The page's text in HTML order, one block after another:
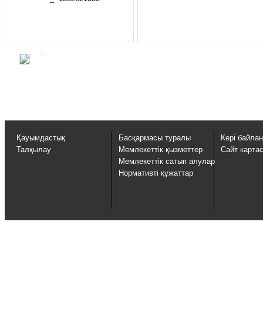
Қауымдастық
Талқылау
Басқармасы туралы
Мемлекеттік қызметтер
Мемлекеттік сатып алулар
Нормативті құжаттар
Кері
Сайт